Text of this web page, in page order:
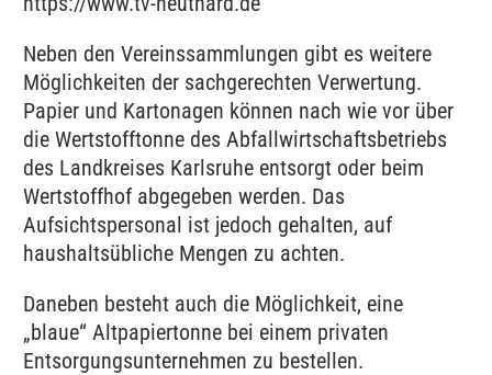
Neben den Vereinssammlungen gibt es weitere
Möglichkeiten der sachgerechten Verwertung.
Papier und Kartonagen können nach wie vor über
die Wertstofftonne des Abfallwirtschaftsbetriebs
des Landkreises Karlsruhe entsorgt oder beim
Wertstoffhof abgegeben werden. Das
Aufsichtspersonal ist jedoch gehalten, auf
haushaltsübliche Mengen zu achten.
Daneben besteht auch die Möglichkeit, eine
„blaue“ Altpapiertonne bei einem privaten
Entsorgungsunternehmen zu bestellen.